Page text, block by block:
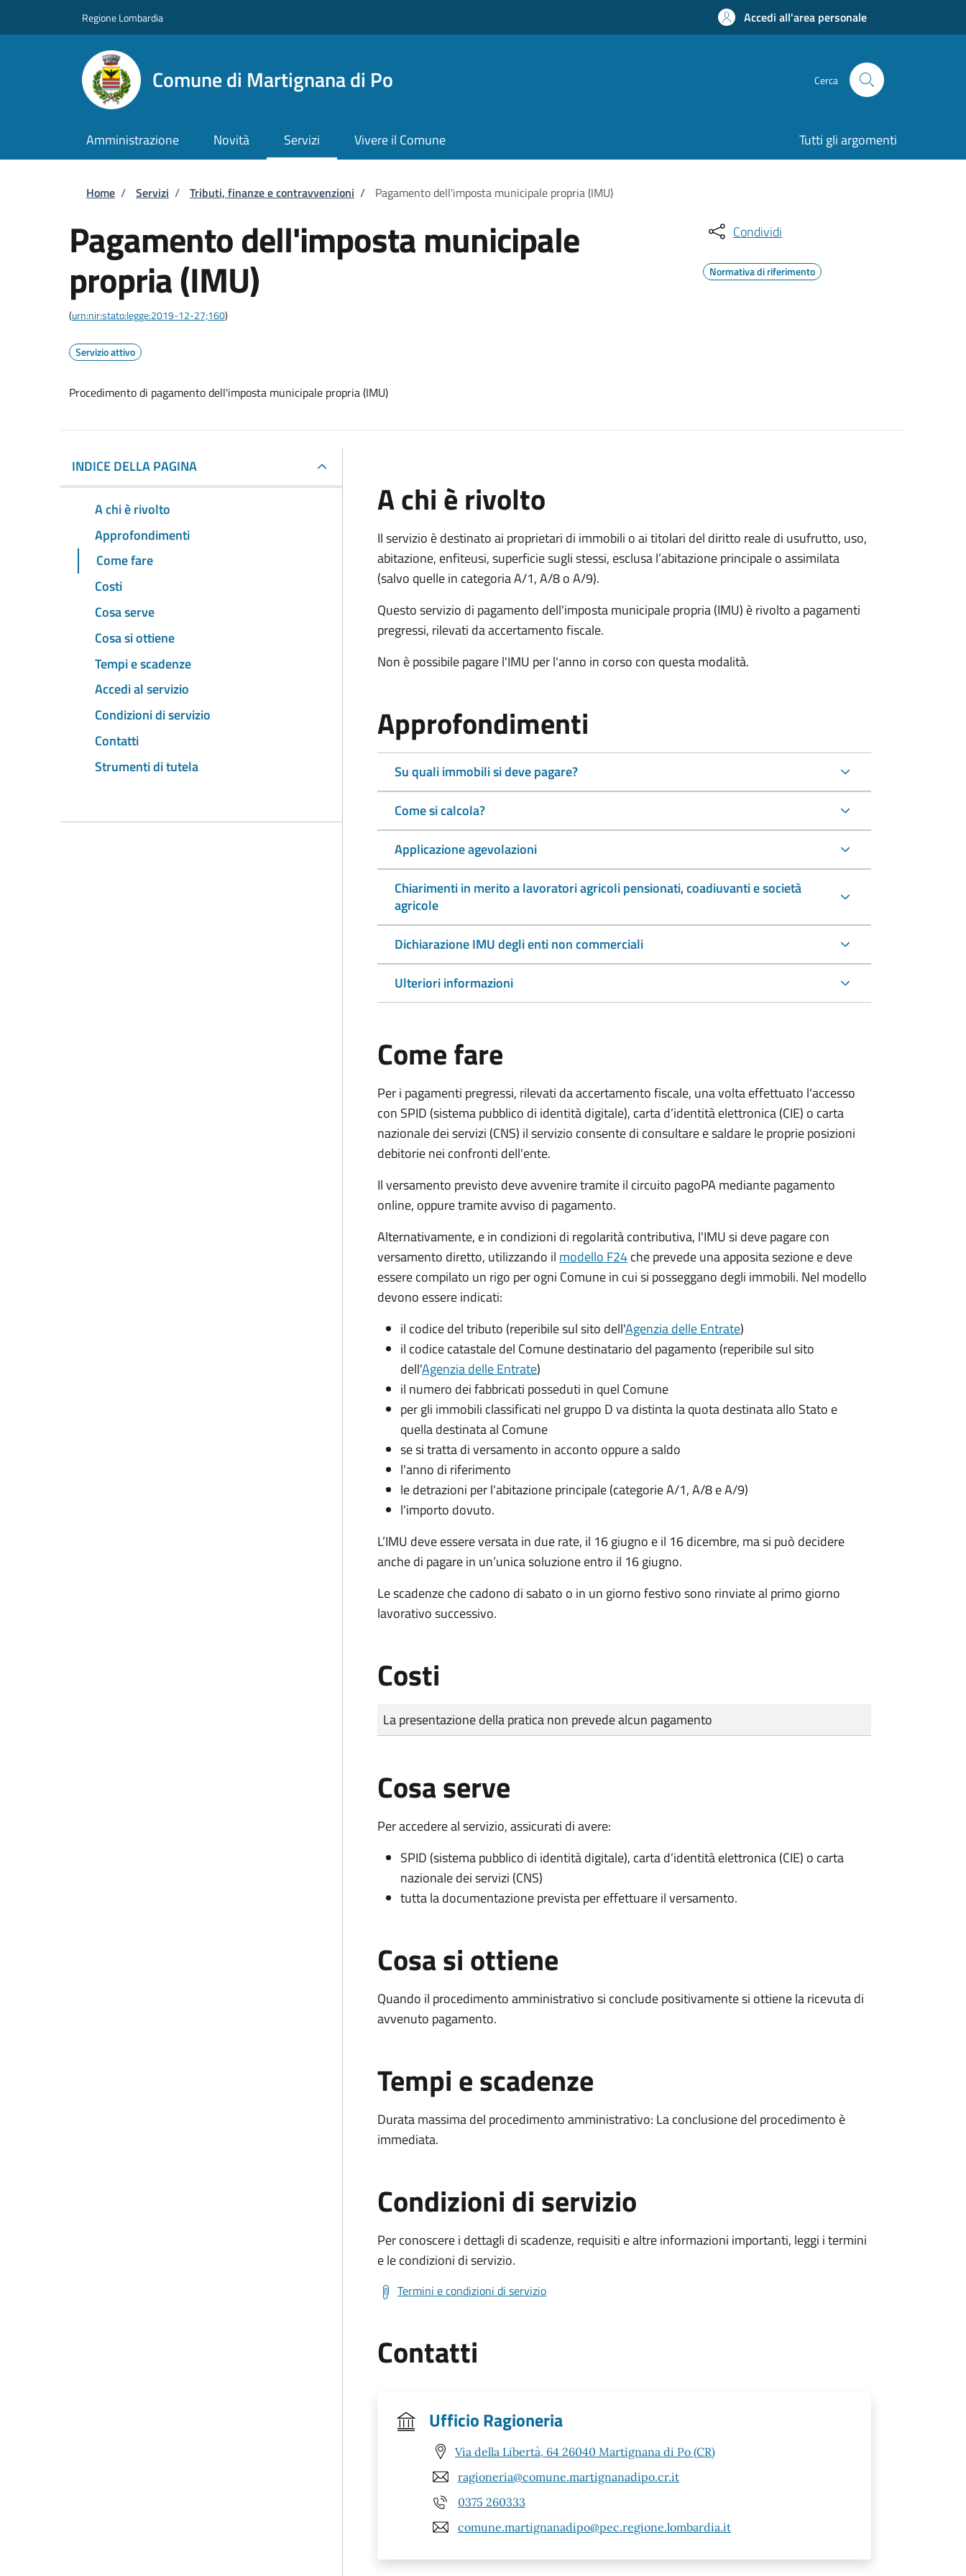
Regione Lombardia Accedi all'area personale
Comune di Martignana di Po Cerca
Amministrazione Novità Servizi Vivere il Comune Tutti gli argomenti
Briciole di pane
Home / Servizi / Tributi, finanze e contravvenzioni / Pagamento dell'imposta municipale propria (IMU)
Pagamento dell'imposta municipale
propria (IMU)
(urn:nir:stato:legge:2019-12-27;160)
Servizio attivo
Procedimento di pagamento dell'imposta municipale propria (IMU)
Condividi
Normativa di riferimento
INDICE DELLA PAGINA
A chi è rivolto
Approfondimenti
Come fare
Costi
Cosa serve
Cosa si ottiene
Tempi e scadenze
Accedi al servizio
Condizioni di servizio
Contatti
Strumenti di tutela
A chi è rivolto
Il servizio è destinato ai proprietari di immobili o ai titolari del diritto reale di usufrutto, uso,
abitazione, enfiteusi, superficie sugli stessi, esclusa l’abitazione principale o assimilata
(salvo quelle in categoria A/1, A/8 o A/9).
Questo servizio di pagamento dell'imposta municipale propria (IMU) è rivolto a pagamenti
pregressi, rilevati da accertamento fiscale.
Non è possibile pagare l'IMU per l'anno in corso con questa modalità.
Approfondimenti
Su quali immobili si deve pagare?
Come si calcola?
Applicazione agevolazioni
Chiarimenti in merito a lavoratori agricoli pensionati, coadiuvanti e società
agricole
Dichiarazione IMU degli enti non commerciali
Ulteriori informazioni
Come fare
Per i pagamenti pregressi, rilevati da accertamento fiscale, una volta effettuato l'accesso
con SPID (sistema pubblico di identità digitale), carta d’identità elettronica (CIE) o carta
nazionale dei servizi (CNS) il servizio consente di consultare e saldare le proprie posizioni
debitorie nei confronti dell'ente.
Il versamento previsto deve avvenire tramite il circuito pagoPA mediante pagamento
online, oppure tramite avviso di pagamento.
Alternativamente, e in condizioni di regolarità contributiva, l'IMU si deve pagarecon
versamento diretto, utilizzando il modello F24che prevede una apposita sezione e deve
essere compilato un rigo per ogni Comune in cui si posseggano degli immobili. Nel modello
devono essere indicati:
il codice del tributo (reperibile sul sito dell'Agenzia delle Entrate)
il codice catastale del Comunedestinatario del pagamento (reperibile sul sito
dell'Agenzia delle Entrate)
il numero dei fabbricati posseduti in quel Comune
per gli immobili classificati nel gruppo D va distinta la quota destinata allo Stato e
quella destinata al Comune
se si tratta di versamento in acconto oppure a saldo
l'anno di riferimento
le detrazioni per l'abitazione principale (categorie A/1, A/8 e A/9)
l'importo dovuto.
L’IMU deve essere versata in due rate, il 16 giugno e il 16 dicembre, ma si può decidere
anche di pagare in un’unica soluzione entro il 16 giugno.
Le scadenze che cadono di sabato o in un giorno festivo sono rinviate al primo giorno
lavorativo successivo.
Costi
Tipo di pagamento
Importo
La presentazione della pratica non prevede alcun pagamento
Cosa serve
Per accedere al servizio, assicurati di avere:
SPID (sistema pubblico di identità digitale), carta d’identità elettronica (CIE) o carta
nazionale dei servizi (CNS)
tutta la documentazione prevista per effettuare il versamento.
Cosa si ottiene
Quando il procedimento amministrativo si conclude positivamente si ottiene la ricevuta di
avvenuto pagamento.
Tempi e scadenze
Durata massima del procedimento amministrativo: La conclusione del procedimento è
immediata.
Condizioni di servizio
Per conoscere i dettagli di scadenze, requisiti e altre informazioni importanti, leggi i termini
e le condizioni di servizio.
Termini e condizioni di servizio
Contatti
Ufficio Ragioneria
Via della Libertà, 64 26040 Martignana di Po (CR)
ragioneria@comune.martignanadipo.cr.it
0375 260333
comune.martignanadipo@pec.regione.lombardia.it